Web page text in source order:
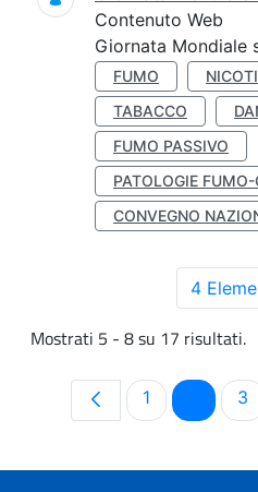
Contenuto Web
Giornata Mondiale
FUMO
TABACCO
FUMO PASSIVO
PATOLOGIE FUMO-
CONVEGNO
4
Mostrati 5 - 8 su 17 risultati.
Pagina
1 Pagina
3